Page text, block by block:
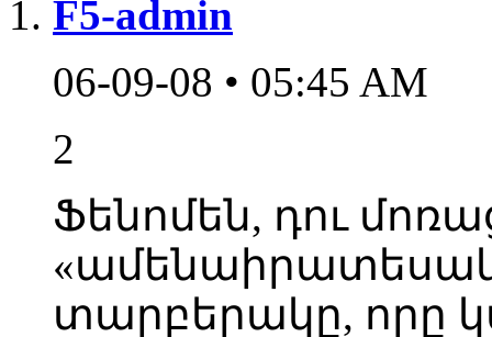
F5-admin
06-09-08 • 05:45 AM
2
Ֆենոմեն, դու
տարբերակը, որը